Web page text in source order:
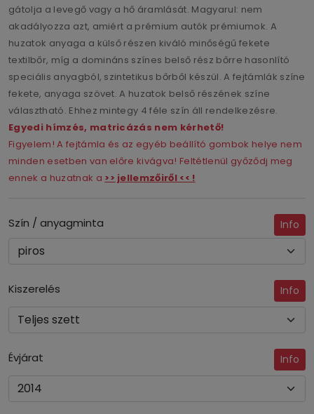
gátolja a levegő vagy a hő áramlását. Magyarul: nem
akadályozza azt, amiért a prémium autók prémiumok. A
huzatok anyaga a külső részen kiváló minőségű fekete
textilbőr, míg a domináns színes belső rész bőrre hasonlító
speciális anyagból, szintetikus bőrből készül. A fejtámlák színe
fekete, anyaga szövet. A huzatok belső részének színe
választható. Ehhez mintegy 4 féle szín áll rendelkezésre.
Egyedi hímzés, matricázás nem kérhető!
Figyelem! A fejtámla és az egyéb beállító gombok helye nem
minden esetben van előre kivágva! Feltétlenül győződj meg
ennek a huzatnak a >> jellemzőiről << !
Szín / anyagminta Info
Kiszerelés Info
Évjárat Info